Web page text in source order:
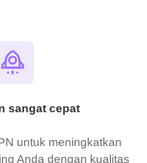
sangat cepat
untuk meningkatkan
Anda dengan kualitas